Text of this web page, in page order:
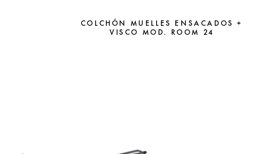
COLCHÓN MUELLES ENSACADOS +
VISCO MOD. ROOM 24